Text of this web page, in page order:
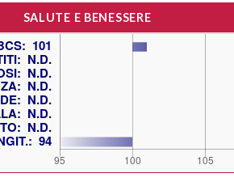
SALUTE E BENESSERE